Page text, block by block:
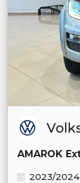
AMAROK
2023/2024